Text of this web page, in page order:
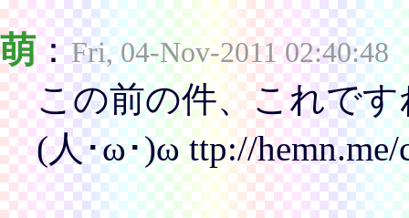
萌：Fri, 04-Nov-2011 02:40:48
この前の件、これで
(人･ω･)ω ttp://hemn.me/